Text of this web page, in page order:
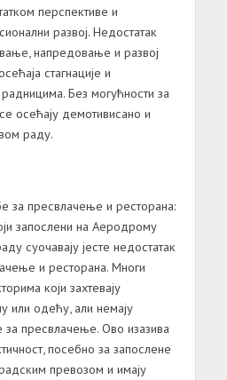
перспективе и
развој. Недостатак
напредовање и развој
стагнације и
Без могућности за
осећају демотивисано и
раду.
за пресвлачење и ресторана:
запослени на Аеродрому
суочавају јесте недостатак
и ресторана. Многи
који захтевају
или одећу, али немају
за пресвлачење. Ово изазива
посебно за запослене
превозом и имају